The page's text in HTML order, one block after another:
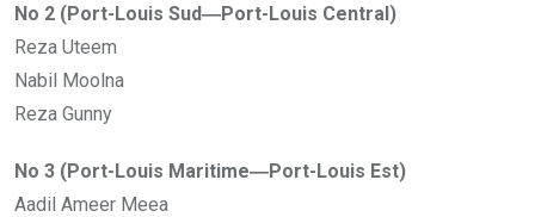
No 2 (Port-Louis Sud―Port-Louis Central)
Reza Uteem
Nabil Moolna
Reza Gunny
No 3 (Port-Louis Maritime―Port-Louis Est)
Aadil Ameer Meea